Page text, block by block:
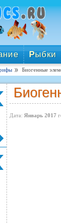
Рыбки
Биогенные
Дата: Январь 2017